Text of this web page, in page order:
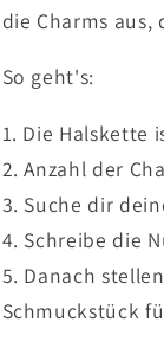
die Charms
So geht's:
1. Die Halskette
2. Anzahl der
3. Suche dir
4. Schreibe die
5. Danach
Schmuckstück